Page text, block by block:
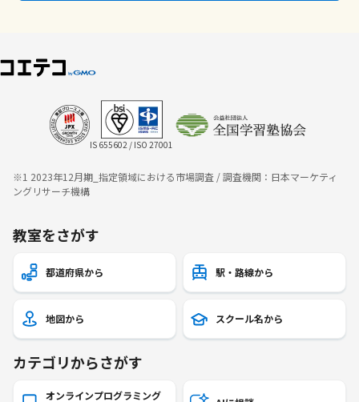
IS 655602 / ISO 27001
※1 2023年12月期_指定領域における市場調査 / 調査機関：日本マーケティ
ングリサーチ機構
教室をさがす
都道府県から 駅・路線から
地図から スクール名から
カテゴリからさがす
オンラインプログラミング